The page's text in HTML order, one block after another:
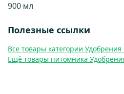
900 мл
Полезные ссылки
Все товары категории
Ещё товары питомника